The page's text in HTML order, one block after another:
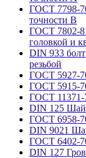
ГОСТ 7798-
точности В
ГОСТ 7802-
головкой и
DIN 933
резьбой
ГОСТ 5927-
ГОСТ 5915-
ГОСТ 11371-
DIN 125
ГОСТ 6958-
DIN 9021
ГОСТ 6402-
DIN 127